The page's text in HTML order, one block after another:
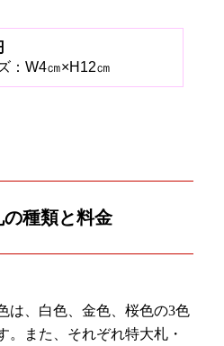
：W4㎝×H12㎝
の種類と料金
は、白色、金色、桜色の3色
。また、それぞれ特大札・